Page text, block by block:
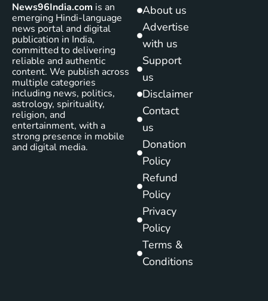
News96India.com is an
emerging Hindi-language
news portal and digital
publication in India,
committed to delivering
reliable and authentic
content. We publish across
multiple categories
including news, politics,
astrology, spirituality,
religion, and
entertainment, with a
strong presence in mobile
and digital media.
About us
Advertise
with us
Support
us
Disclaimer
Contact
us
Donation
Policy
Refund
Policy
Privacy
Policy
Terms &
Conditions